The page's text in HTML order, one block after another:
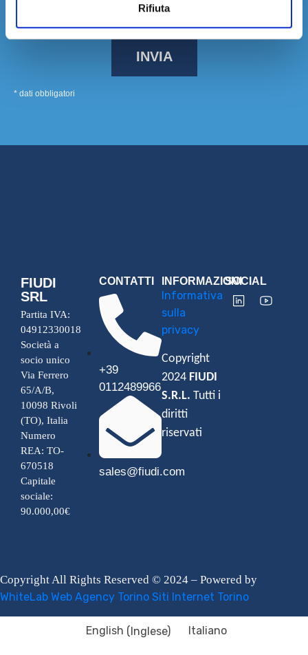
Rifiuta
Rilascio il consenso per la profilazione
* dati obbligatori
FIUDI
SRL
Partita IVA:
04912330018
Società a
socio unico
Via Ferrero
65/A/B,
10098 Rivoli
(TO), Italia
Numero
REA: TO-
670518
Capitale
sociale:
90.000,00€
CONTATTI
+39
0112489966
sales@fiudi.com
INFORMAZIONI
Informativa
sulla
privacy
Copyright
2024 FIUDI
S.R.L. Tutti i
diritti
riservati
SOCIAL
Copyright All Rights Reserved © 2024 – Powered by
WhiteLab Web Agency Torino Siti Internet Torino
English (Inglese) Italiano